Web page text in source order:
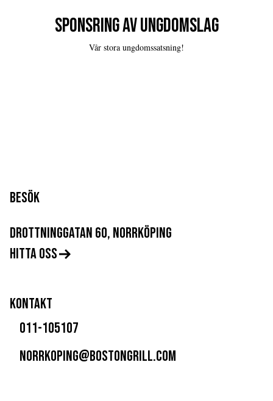
SPONSRING AV UNGDOMSLAG
Vår stora ungdomssatsning!
BESÖK
DROTTNINGGATAN 60, NORRKÖPING
HITTA OSS
KONTAKT
011-105107
NORRKOPING@BOSTONGRILL.COM